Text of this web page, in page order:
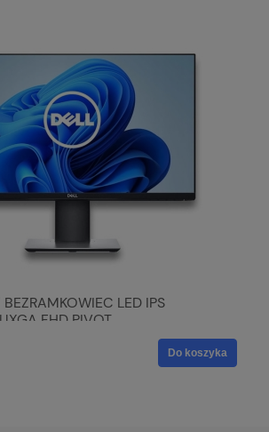
LED IPS
FHD PIVOT
Do koszyka